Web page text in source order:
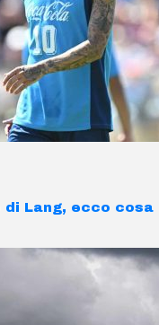
di Lang, ecco cosa